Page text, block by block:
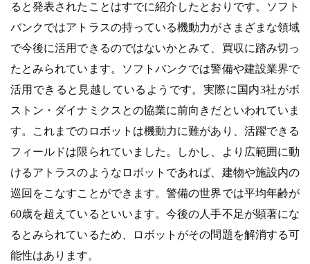
ると発表されたことはすでに紹介したとおりです。ソフト
バンクではアトラスの持っている機動力がさまざまな領域
で今後に活用できるのではないかとみて、買収に踏み切っ
たとみられています。ソフトバンクでは警備や建設業界で
活用できると見越しているようです。実際に国内3社がボ
ストン・ダイナミクスとの協業に前向きだといわれていま
す。これまでのロボットは機動力に難があり、活躍できる
フィールドは限られていました。しかし、より広範囲に動
けるアトラスのようなロボットであれば、建物や施設内の
巡回をこなすことができます。警備の世界では平均年齢が
60歳を超えているといいます。今後の人手不足が顕著にな
るとみられているため、ロボットがその問題を解消する可
能性はあります。